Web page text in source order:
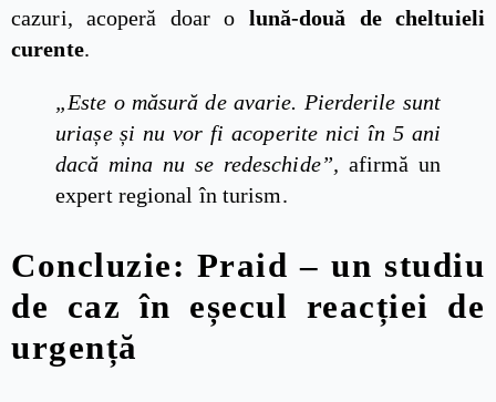
cazuri, acoperă doar o lună-două de cheltuieli
curente.
„Este o măsură de avarie. Pierderile sunt
uriașe și nu vor fi acoperite nici în 5 ani
dacă mina nu se redeschide”, afirmă un
expert regional în turism.
Concluzie: Praid – un studiu
de caz în eșecul reacției de
urgență